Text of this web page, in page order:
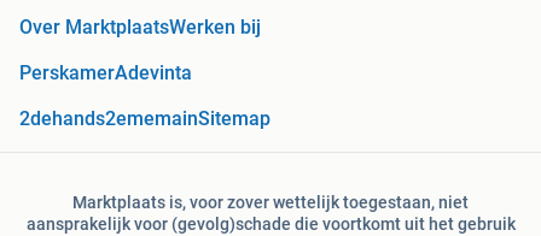
Over MarktplaatsWerken bij
PerskamerAdevinta
2dehands2ememainSitemap
Marktplaats is, voor zover wettelijk toegestaan, niet
aansprakelijk voor (gevolg)schade die voortkomt uit het gebruik